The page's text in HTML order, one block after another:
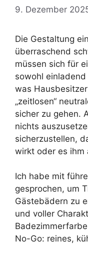
9. Dezember
Die Gestaltung
überraschend
müssen sich für
sowohl
was
„zeitlosen“
sicher zu gehen.
nichts
sicherzustellen,
wirkt oder es ihm
Ich habe mit
gesprochen, um
Gästebädern zu
und voller
No-Go: reines,